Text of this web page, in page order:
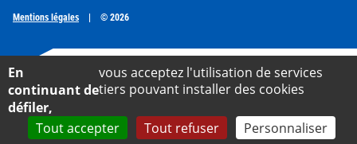
Mentions légales | © 2026
En
continuant de
défiler,
vous acceptez l'utilisation de services
tiers pouvant installer des cookies
Tout accepter Tout refuser Personnaliser